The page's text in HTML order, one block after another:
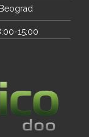
15:00